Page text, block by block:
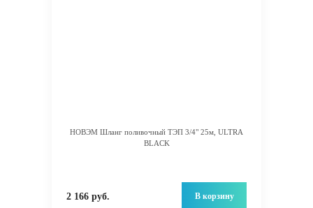
НОВЭМ Шланг поливочный ТЭП 3/4" 25м, ULTRA
BLACK
2 166 руб. В корзину